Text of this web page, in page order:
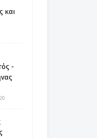
και
-